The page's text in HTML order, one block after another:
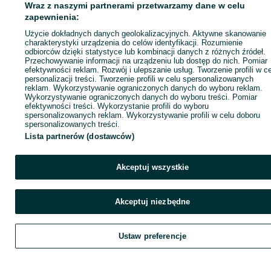
Wraz z naszymi partnerami przetwarzamy dane w celu
zapewnienia:
Użycie dokładnych danych geolokalizacyjnych. Aktywne skanowanie
charakterystyki urządzenia do celów identyfikacji. Rozumienie
odbiorców dzięki statystyce lub kombinacji danych z różnych źródeł.
Przechowywanie informacji na urządzeniu lub dostęp do nich. Pomiar
efektywności reklam. Rozwój i ulepszanie usług. Tworzenie profili w
personalizacji treści. Tworzenie profili w celu spersonalizowanych
reklam. Wykorzystywanie ograniczonych danych do wyboru reklam.
Wykorzystywanie ograniczonych danych do wyboru treści. Pomiar
efektywności treści. Wykorzystanie profili do wyboru
spersonalizowanych reklam. Wykorzystywanie profili w celu doboru
spersonalizowanych treści.
Lista partnerów (dostawców)
Akceptuj wszystkie
Akceptuj niezbędne
Ustaw preferencje